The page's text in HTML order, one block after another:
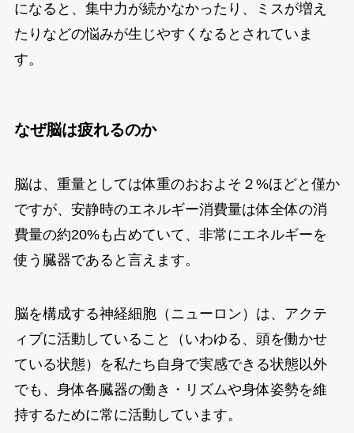
になると、集中力が続かなかったり、ミスが増え
たりなどの悩みが生じやすくなるとされていま
す。
なぜ脳は疲れるのか
脳は、重量としては体重のおおよそ２%ほどと僅か
ですが、安静時のエネルギー消費量は体全体の消
費量の約20%も占めていて、非常にエネルギーを
使う臓器であると言えます。
脳を構成する神経細胞（ニューロン）は、アクテ
ィブに活動していること（いわゆる、頭を働かせ
ている状態）を私たち自身で実感できる状態以外
でも、身体各臓器の働き・リズムや身体姿勢を維
持するために常に活動しています。